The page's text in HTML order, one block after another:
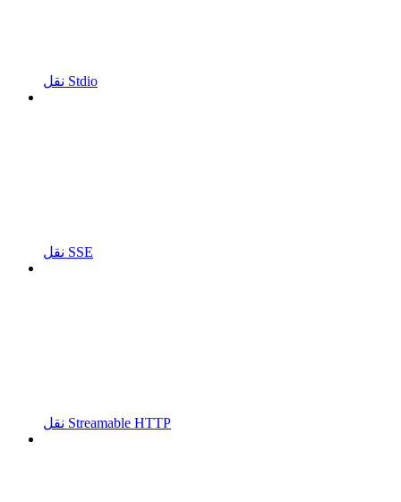
نقل Stdio
نقل SSE
نقل Streamable HTTP